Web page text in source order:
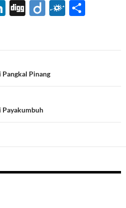
Li
e
dI
n
Di Di F
d e
Pinang
Payakumbuh